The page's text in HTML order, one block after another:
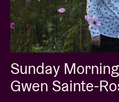
Sunday
Gwen Sainte-